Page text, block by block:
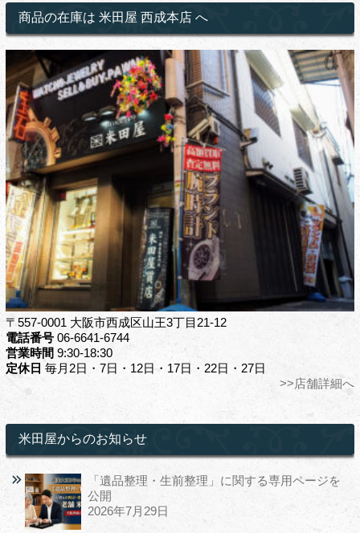
商品の在庫は 米田屋 西成本店 へ
〒557-0001 大阪市西成区山王3丁目21-12
電話番号06-6641-6744
営業時間 9:30-18:30
定休日 毎月2日・7日・12日・17日・22日・27日
>>店舗詳細へ
米田屋からのお知らせ
「遺品整理・生前整理」に関する専用ページを
公開
2026年7月29日